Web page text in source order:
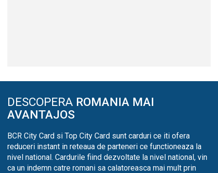
DESCOPERA ROMANIA MAI
AVANTAJOS
BCR City Card si Top City Card sunt carduri ce iti ofera
reduceri instant in reteaua de parteneri ce functioneaza la
nivel national. Cardurile fiind dezvoltate la nivel national, vin
ca un indemn catre romani sa calatoreasca mai mult prin